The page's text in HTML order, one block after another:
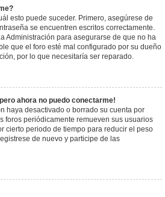
esto puede suceder. Primero, asegúrese de
se encuentren escritos correctamente.
Administración para asegurarse de que no ha
que el foro esté mal configurado por su dueño
por lo que necesitaría ser reparado.
ahora no puedo conectarme!
haya desactivado o borrado su cuenta por
foros periódicamente remueven sus usuarios
cierto periodo de tiempo para reducir el peso
de nuevo y participe de las